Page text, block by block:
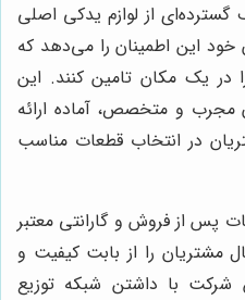
گسترده‌ای از لوازم یدکی اصلی
خود این اطمینان را می‌دهد که
در یک مکان تامین کنند. این
مجرب و متخصص، آماده ارائه
در انتخاب قطعات مناسب
پس از فروش و گارانتی معتبر
مشتریان را از بابت کیفیت و
شرکت با داشتن شبکه توزیع